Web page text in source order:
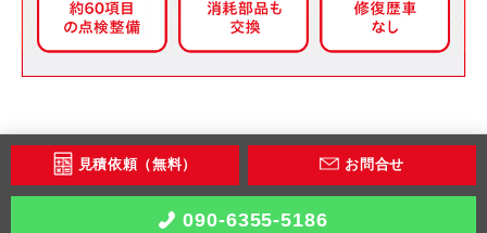
見積依頼（無料） お問合せ
090-6355-5186